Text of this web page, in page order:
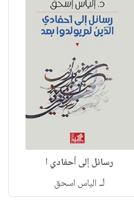
رسائل إلى أحفادي ا
لـ الياس اسحق